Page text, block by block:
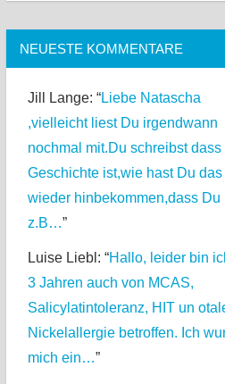
NEUESTE KOMMENTARE
Jill Lange: “Liebe Natascha
,vielleicht liest Du irgendwann
nochmal mit.Du schreibst dass
Geschichte ist,wie hast Du das
wieder hinbekommen,dass Du
z.B…”
Luise Liebl : “Hallo, leider bin
3 Jahren auch von MCAS,
Salicylatintoleranz, HIT un
Nickelallergie betroffen. Ich
mich ein…”